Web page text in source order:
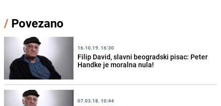
/ Povezano
16.10.19. 16:30
Filip David, slavni beogradski pisac: Peter
Handke je moralna nula!
07.03.18. 10:44